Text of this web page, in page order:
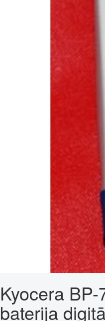
Kyocera
baterija